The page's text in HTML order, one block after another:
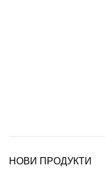
НОВИ ПРОДУКТИ